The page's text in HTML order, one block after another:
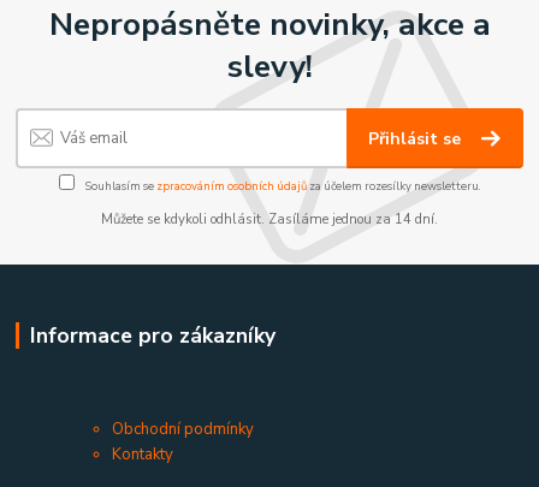
Nepropásněte novinky, akce a
slevy!
Přihlásit se
Souhlasím se zpracováním osobních údajůza účelem rozesílky newsletteru.
Můžete se kdykoli odhlásit. Zasíláme jednou za 14 dní.
Informace pro zákazníky
Obchodní podmínky
Kontakty